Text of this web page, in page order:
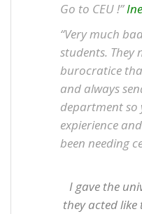
Go to CEU !”
“Very much
students. They
burocratice
and always
department so
expierience
been needing
I gave the
they acted